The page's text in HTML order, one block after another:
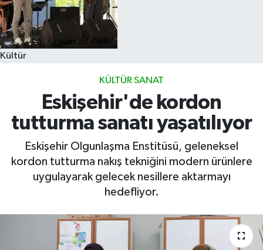
Kültür
KÜLTÜR SANAT
Eskişehir'de kordon
tutturma sanatı yaşatılıyor
Eskişehir Olgunlaşma Enstitüsü, geleneksel
kordon tutturma nakış tekniğini modern ürünlere
uygulayarak gelecek nesillere aktarmayı
hedefliyor.